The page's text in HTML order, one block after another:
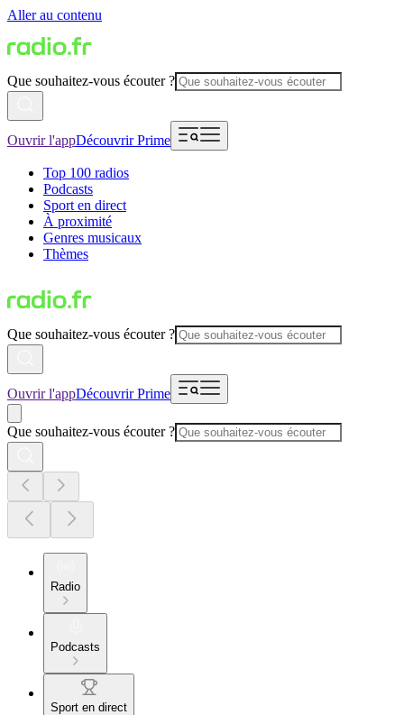
Aller au contenu
Que souhaitez-vous écouter ?
Ouvrir l'appDécouvrir Prime
Top 100 radios
Podcasts
Sport en direct
À proximité
Genres musicaux
Thèmes
Que souhaitez-vous écouter ?
Ouvrir l'appDécouvrir Prime
Que souhaitez-vous écouter ?
Radio
Podcasts
Sport en direct